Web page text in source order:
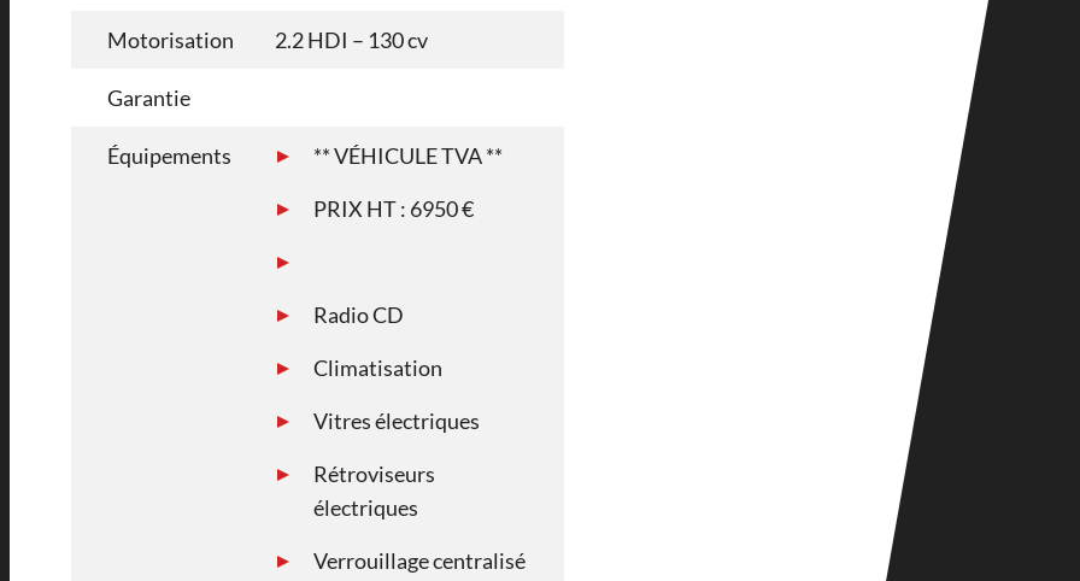
Motorisation 2.2 HDI – 130 cv
Garantie
Équipements
** VÉHICULE TVA **
PRIX HT : 6950 €
Radio CD
Climatisation
Vitres électriques
Rétroviseurs
électriques
Verrouillage centralisé